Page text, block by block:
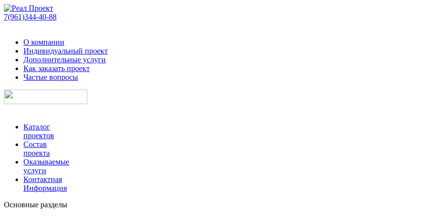
7(961)344-40-88
О компании
Индивидуальный проект
Дополнительные услуги
Как заказать проект
Частые вопросы
Каталог
проектов
Состав
проекта
Оказываемые
услуги
Контактная
Информация
Основные разделы